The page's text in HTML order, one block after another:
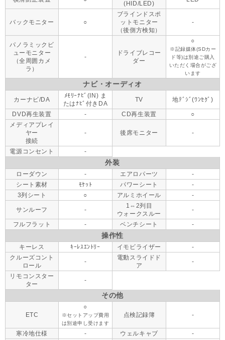
(HID/LED)
バックモニター ○
ブラインドスポ
ットモニター
（後側方検知）
-
パノラミックビ
ューモニター
（全周囲カメ
ラ）
-
ドライブレコー
ダー
○
※記録媒体(SDカー
ド等)は別途ご購入
いただく場合がござ
います
ナビ・オーディオ
カーナビ/DA
ﾒﾓﾘｰﾅﾋﾞ(IN) ま
たはﾅﾋﾞ付きDA
TV 地ﾃﾞｼﾞ(ﾜﾝｾｸﾞ)
DVD再生装置 - CD再生装置
○
メディアプレイ
ヤー
接続
- 後席モニター -
電源コンセント -
外装
ローダウン - エアロパーツ
-
シート素材
ﾓｹｯﾄ パワーシート
-
3列シート
○ アルミホイール -
サンルーフ -
1⇔2列目
ウォークスルー
-
フルフラット - ベンチシート -
操作性
キーレス ｷｰﾚｽｴﾝﾄﾘｰ イモビライザー
-
クルーズコント
ロール
-
電動スライドド
ア
-
リモコンスター
ター
-
その他
ETC
○
※セットアップ費用
は別途申し受けます
点検記録簿 -
寒冷地仕様 - ウェルキャブ
-